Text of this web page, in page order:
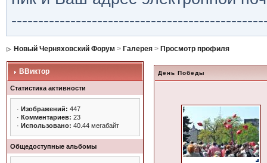
Новый Черняховский Форум > Галерея> Просмотр профиля
ВВиктор
Статистика активности
· Изображений: 447
· Комментариев: 23
· Использовано: 40.44 мегабайт
Общедоступные альбомы
День Победы